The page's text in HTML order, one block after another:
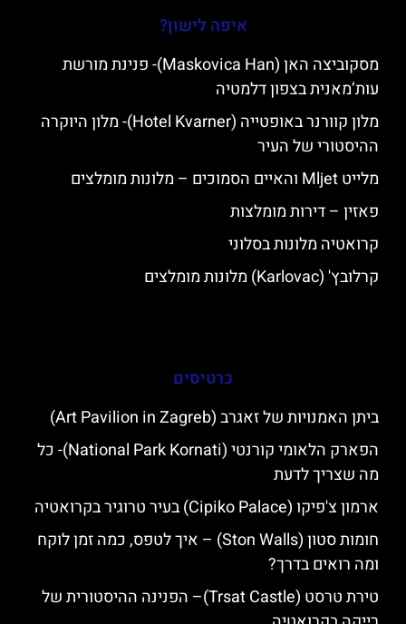
איפה לישון?
מסקוביצה האן (Maskovica Han)- פנינת מורשת
עות’מאנית בצפון דלמטיה
מלון קוורנר באופטייה (Hotel Kvarner)- מלון היוקרה
ההיסטורי של העיר
מלייט Mljet והאיים הסמוכים – מלונות מומלצים
פאזין – דירות מומלצות
קרואטיה מלונות בסלוני
קרלובץ' (Karlovac) מלונות מומלצים
כרטיסים
ביתן האמנויות של זאגרב (Art Pavilion in Zagreb)
הפארק הלאומי קורנטי (National Park Kornati)- כל
מה שצריך לדעת
ארמון צ'פיקו (Cipiko Palace) בעיר טרוגיר בקרואטיה
חומות סטון (Ston Walls) – איך לטפס, כמה זמן לוקח
ומה רואים בדרך?
טירת טרסט (Trsat Castle)– הפנינה ההיסטורית של